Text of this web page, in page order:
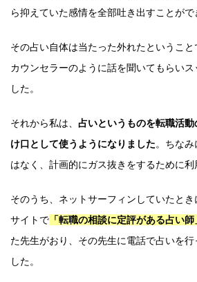
ら抑えていた感情を全部吐き出すことがで
その占い自体は当たった外れたというこ
カウンセラーのように話を聞いてもらい
した。
それから私は、 占いというものを転職活
け口として使うようになりました。ちな
はなく、計画的にガス抜きをするために利
そのうち、ネットサーフィンしていたと
サイトで 「転職の相談に定評がある占い師
た先生がおり、その先生に電話で占いを
した。